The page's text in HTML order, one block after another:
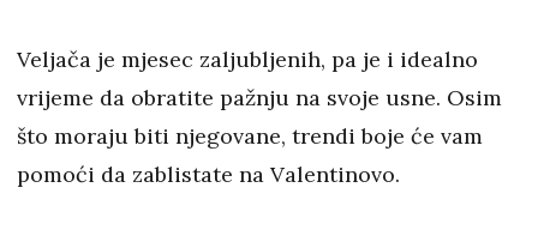
Veljača je mjesec zaljubljenih, pa je i idealno
vrijeme da obratite pažnju na svoje usne. Osim
što moraju biti njegovane, trendi boje će vam
pomoći da zablistate na Valentinovo.